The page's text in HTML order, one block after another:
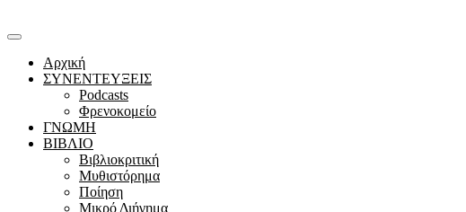
Αρχική
ΣΥΝΕΝΤΕΥΞΕΙΣ
Podcasts
Φρενοκομείο
ΓΝΩΜΗ
ΒΙΒΛΙΟ
Βιβλιοκριτική
Μυθιστόρημα
Ποίηση
Μικρό Διήγημα